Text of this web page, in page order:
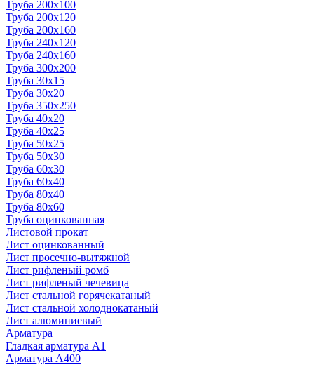
Труба 200x100
Труба 200x120
Труба 200x160
Труба 240x120
Труба 240x160
Труба 300x200
Труба 30x15
Труба 30x20
Труба 350x250
Труба 40x20
Труба 40x25
Труба 50x25
Труба 50x30
Труба 60x30
Труба 60x40
Труба 80x40
Труба 80x60
Труба оцинкованная
Листовой прокат
Лист оцинкованный
Лист просечно-вытяжной
Лист рифленый ромб
Лист рифленый чечевица
Лист стальной горячекатаный
Лист стальной холоднокатаный
Лист алюминиевый
Арматура
Гладкая арматура А1
Арматура А400